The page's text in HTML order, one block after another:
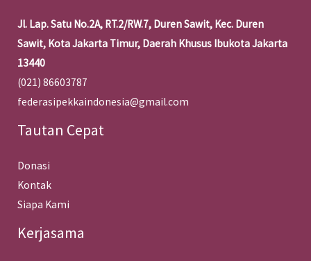
Jl. Lap. Satu No.2A, RT.2/RW.7, Duren Sawit, Kec. Duren
Sawit, Kota Jakarta Timur, Daerah Khusus Ibukota Jakarta
13440
(021) 86603787
federasipekkaindonesia@gmail.com
Tautan Cepat
Donasi
Kontak
Siapa Kami
Kerjasama